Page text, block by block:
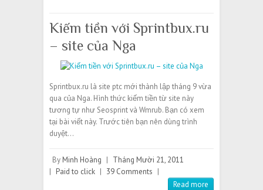
Kiếm tiền với Sprintbux.ru
– site của Nga
Sprintbux.ru là site ptc mới thành lập tháng 9 vừa
qua của Nga. Hình thức kiếm tiền từ site này
tương tự như Seosprint và Wmrub. Bạn có xem
tại bài viết này. Trước tiên bạn nên dùng trình
duyệt…
By Minh Hoàng | Tháng Mười 21, 2011
| Paid to click | 39 Comments |
Read more